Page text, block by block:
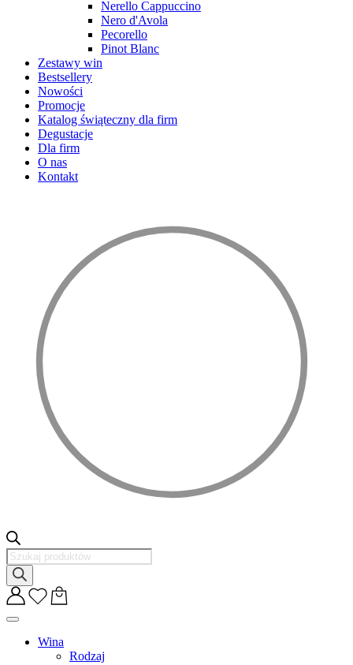
Nerello Cappuccino
Nero d'Avola
Pecorello
Pinot Blanc
Zestawy win
Bestsellery
Nowości
Promocje
Katalog świąteczny dla firm
Degustacje
Dla firm
O nas
Kontakt
Wyszukiwarka
produktów
Wina
Rodzaj